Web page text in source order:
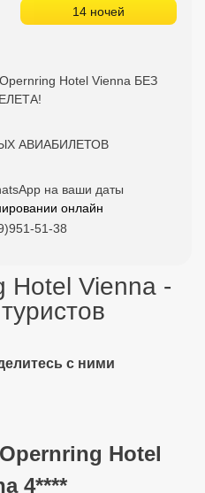
14 ночей
Hotel Vienna БЕЗ
АВИАБИЛЕТОВ
на ваши даты
онлайн
51-38
Hotel Vienna -
с ними
Hotel
4****